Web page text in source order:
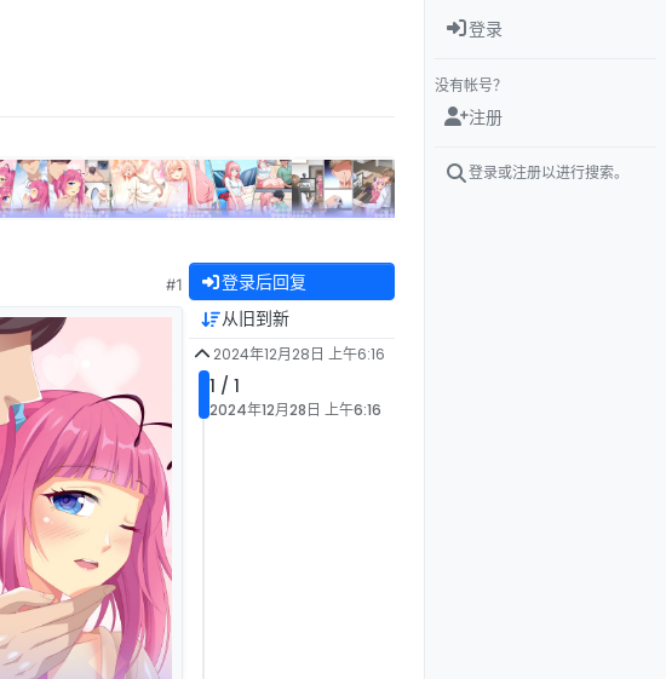
#1 登录后回复
从旧到新
2024年12月28日 上午6:16
1 / 1
2024年12月28日 上午6:16
登录
没有帐号？
注册
登录或注册以进行搜索。